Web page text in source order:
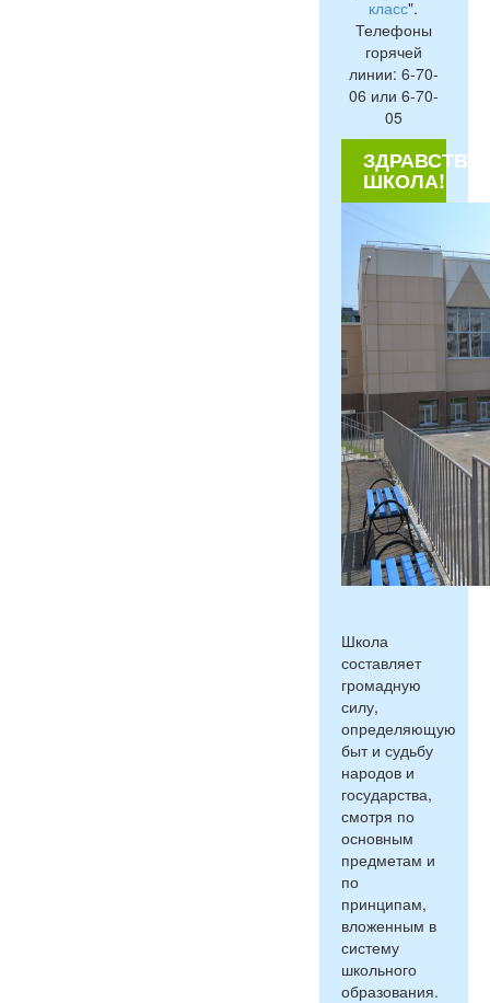
класс".
Телефоны
горячей
линии: 6-70-
06 или 6-70-
05
ШКОЛА!
Школа
составляет
громадную
силу,
определяющую
быт и судьбу
народов и
государства,
смотря по
основным
предметам и
по
принципам,
вложенным в
систему
школьного
образования.